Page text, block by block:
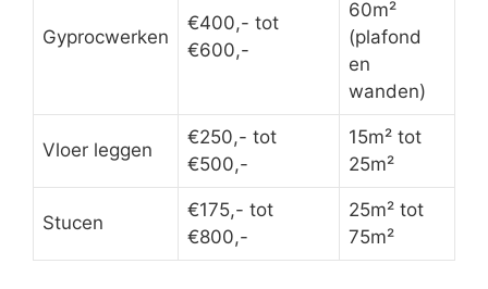
Gyprocwerken
€400,- tot
€600,-
60m²
(plafond
en
wanden)
Vloer leggen
€250,- tot
€500,-
15m² tot
25m²
Stucen
€175,- tot
€800,-
25m² tot
75m²